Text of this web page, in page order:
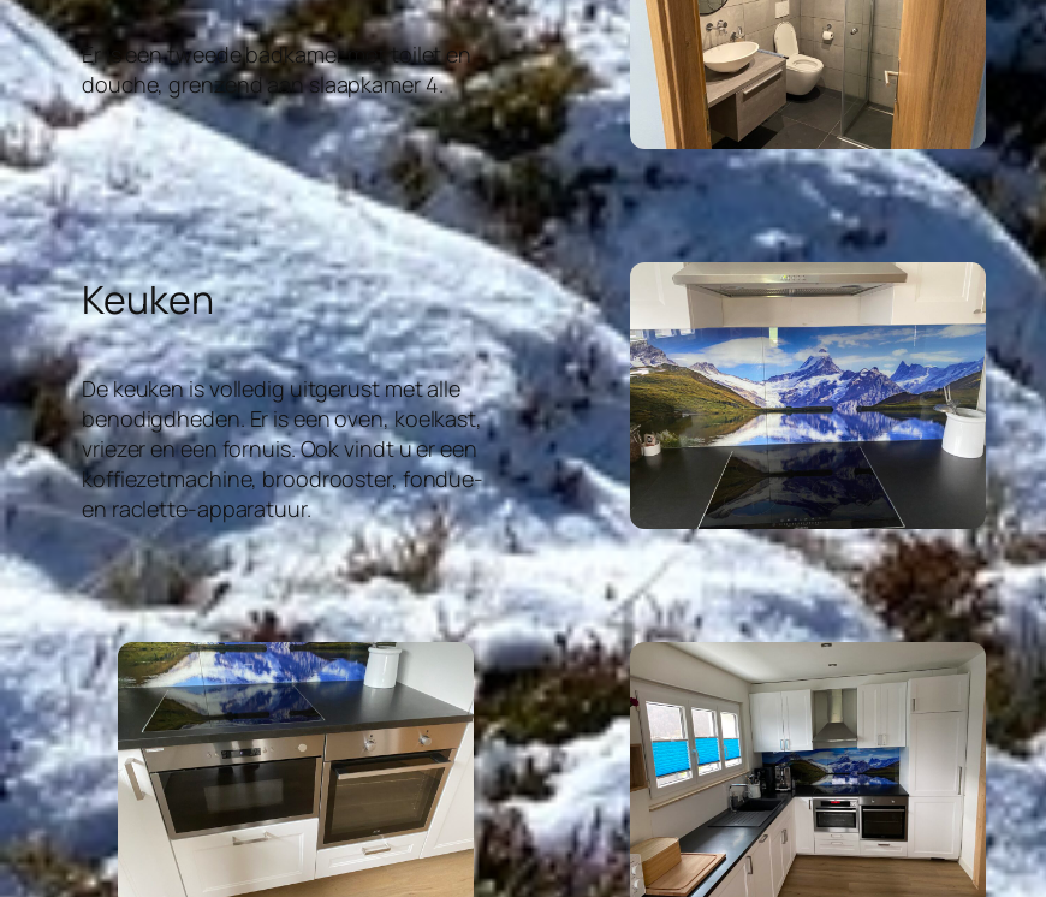
Er is een tweede badkamer met toilet en
douche, grenzend aan slaapkamer 4.
Keuken
De keuken is volledig uitgerust met alle
benodigdheden. Er is een oven, koelkast,
vriezer en een fornuis. Ook vindt u er een
koffiezetmachine, broodrooster, fondue-
en raclette-apparatuur.